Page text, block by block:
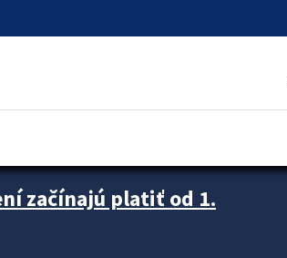
začínajú platiť od 1.